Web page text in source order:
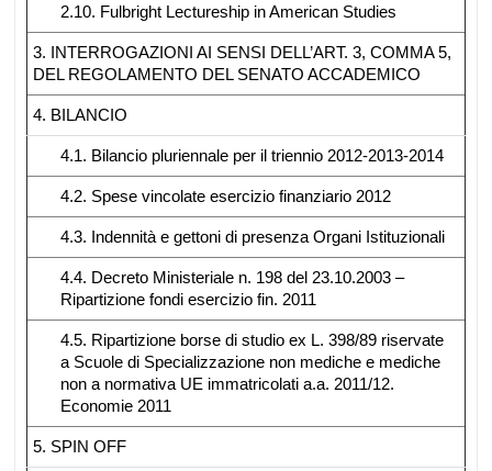
2.10. Fulbright Lectureship in American Studies
3. INTERROGAZIONI AI SENSI DELL’ART. 3, COMMA 5,
DEL REGOLAMENTO DEL SENATO ACCADEMICO
4. BILANCIO
4.1. Bilancio pluriennale per il triennio 2012-2013-2014
4.2. Spese vincolate esercizio finanziario 2012
4.3. Indennità e gettoni di presenza Organi Istituzionali
4.4. Decreto Ministeriale n. 198 del 23.10.2003 –
Ripartizione fondi esercizio fin. 2011
4.5. Ripartizione borse di studio ex L. 398/89 riservate
a Scuole di Specializzazione non mediche e mediche
non a normativa UE immatricolati a.a. 2011/12.
Economie 2011
5. SPIN OFF